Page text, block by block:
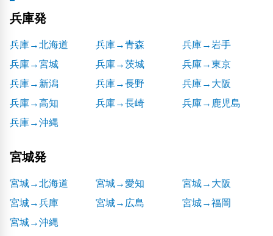
兵庫発
兵庫→北海道 兵庫→青森
兵庫→岩手
兵庫→宮城
兵庫→茨城
兵庫→東京
兵庫→新潟
兵庫→長野
兵庫→大阪
兵庫→高知
兵庫→長崎
兵庫→鹿児島
兵庫→沖縄
宮城発
宮城→北海道 宮城→愛知
宮城→大阪
宮城→兵庫
宮城→広島
宮城→福岡
宮城→沖縄